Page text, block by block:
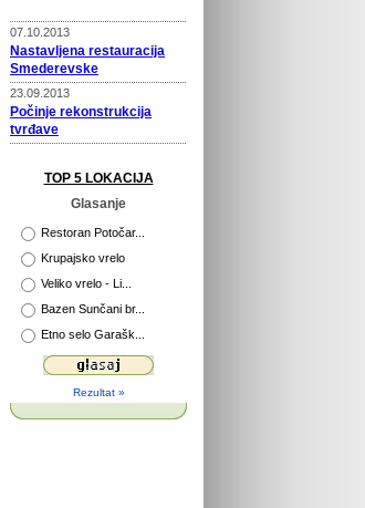
07.10.2013
Nastavljena restauracija
Smederevske
23.09.2013
Počinje rekonstrukcija
tvrđave
Prošireni kapaciteti Vile
Novi putokazi na Rajcu
29.04.2013
Otvorena platforma za
razgledanje
26.04.2013
115 godina Velikog Parka u
Kragujevcu
Počinje obnova tvrđave
TOP 5 LOKACIJA
Glasanje
Restoran Potočar...
Krupajsko vrelo
Veliko vrelo - Li...
Bazen Sunčani br...
Etno selo Garašk...
Rezultat »